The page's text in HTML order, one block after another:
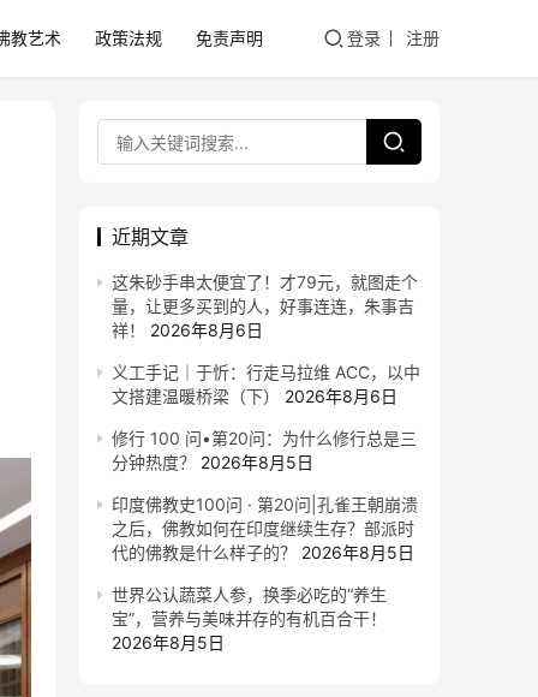
教艺术 政策法规 免责声明 登录 注册
近期文章
这朱砂手串太便宜了！才79元，就图走个
量，让更多买到的人，好事连连，朱事吉
祥！
2026年8月6日
义工手记｜于忻：行走马拉维 ACC，以中
文搭建温暖桥梁（下）
2026年8月6日
修行 100 问•第20问：为什么修行总是三
分钟热度？
2026年8月5日
印度佛教史100问 · 第20问|孔雀王朝崩溃
之后，佛教如何在印度继续生存？部派时
代的佛教是什么样子的？
2026年8月5日
世界公认蔬菜人参，换季必吃的“养生
宝”，营养与美味并存的有机百合干！
2026年8月5日